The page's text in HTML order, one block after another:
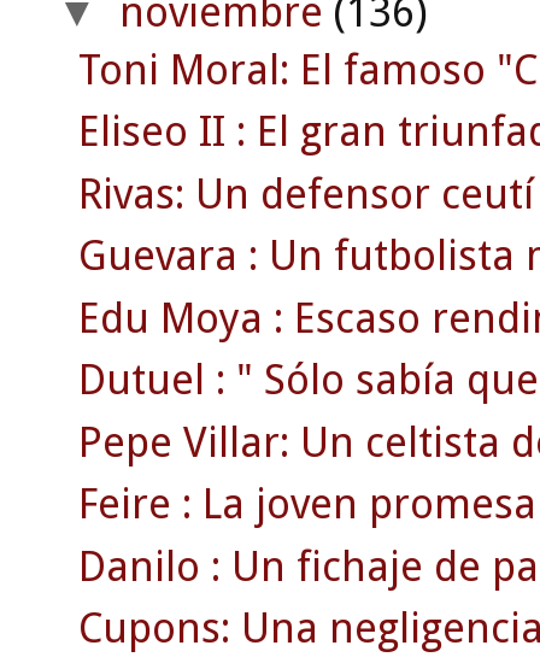
▼ noviembre (136)
Toni Moral: El famoso
Eliseo II : El gran
Rivas: Un defensor
Guevara : Un futbolista
Edu Moya : Escaso
Dutuel : " Sólo sabía
Pepe Villar: Un celtista
Feire : La joven
Danilo : Un fichaje de
Cupons: Una